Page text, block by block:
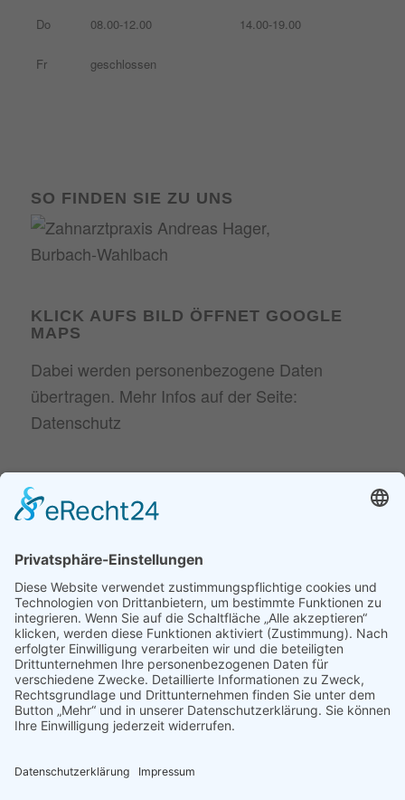
Do 08.00-12.00 14.00-19.00
Fr geschlossen
SO FINDEN SIE ZU UNS
KLICK AUFS BILD ÖFFNET GOOGLE
MAPS
Dabei werden personenbezogene Daten
übertragen. Mehr Infos auf der Seite:
Datenschutz
2026
Zahngesundheit in den Wechseljahren 20. April 2026
Zahnersatz. Welcher ist der beste? 26. Februar 2026
ZAHNMEDIZINISCHES GLOSSAR
Fachbegriffe einfach erklärt